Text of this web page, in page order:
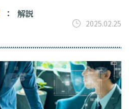
： 解説
2025.02.25